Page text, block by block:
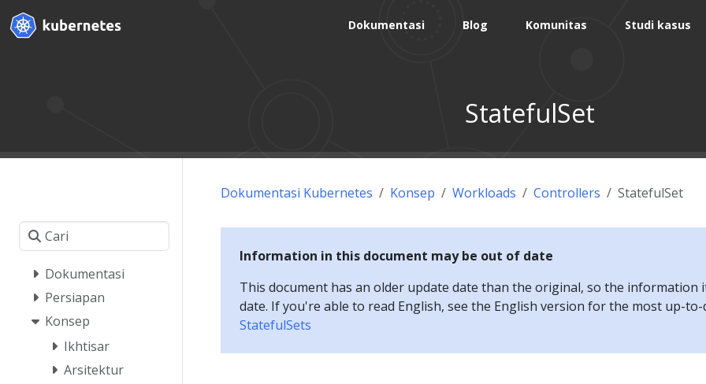
Dokumentasi Blog Komunitas Studi kasus
StatefulSet
Dokumentasi
Persiapan
Konsep
Ikhtisar
Arsitektur
Dokumentasi Kubernetes Konsep Workloads Controllers StatefulSet
Information in this document may be out of date
This document has an older update date than the original, so the information
date. If you're able to read English, see the English version for the most up-
StatefulSets